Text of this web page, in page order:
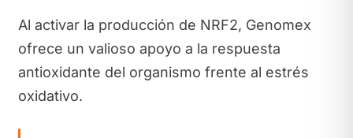
Al activar la producción de NRF2, Genomex
ofrece un valioso apoyo a la respuesta
antioxidante del organismo frente al estrés
oxidativo.